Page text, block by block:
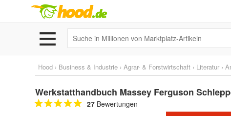
Hood › Business & Industrie › Agrar- & Forstwirtschaft › Literatur ›
Werkstatthandbuch Massey Ferguson
27 Bewertungen